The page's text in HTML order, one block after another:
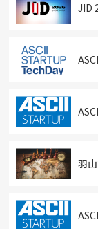
JID
羽